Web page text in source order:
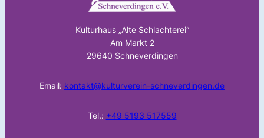
Kulturhaus „Alte Schlachterei“
Am Markt 2
29640 Schneverdingen
Email: kontakt@kulturverein-schneverdingen.de
Tel.: +49 5193 517559